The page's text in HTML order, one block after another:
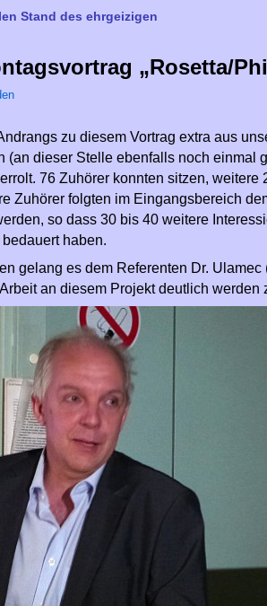
Stand des ehrgeizigen
„Rosetta/
zu diesem Vortrag extra aus
(an dieser Stelle ebenfalls noch einmal
76 Zuhörer konnten sitzen,
Zuhörer folgten im Eingangsbereich
so dass 30 bis 40 weitere
haben.
gelang es dem Referenten Dr.
an diesem Projekt deutlich werden